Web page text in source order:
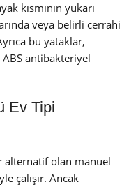
kısmının yukarı
veya belirli cerrahi
bu yataklar,
antibakteriyel
Ev Tipi
alternatif olan manuel
çalışır. Ancak